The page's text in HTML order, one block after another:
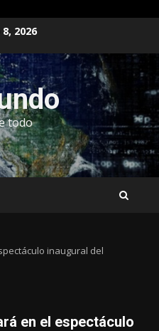
2026
todo
inaugural del
en el espectáculo